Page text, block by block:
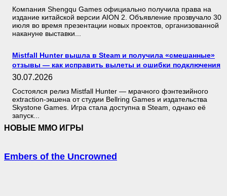
Компания Shengqu Games официально получила права на
издание китайской версии AION 2. Объявление прозвучало 30
июля во время презентации новых проектов, организованной
накануне выставки...
Mistfall Hunter вышла в Steam и получила «смешанные»
отзывы — как исправить вылеты и ошибки подключения
30.07.2026
Состоялся релиз Mistfall Hunter — мрачного фэнтезийного
extraction-экшена от студии Bellring Games и издательства
Skystone Games. Игра стала доступна в Steam, однако её
запуск...
НОВЫЕ MMO ИГРЫ
Embers of the Uncrowned